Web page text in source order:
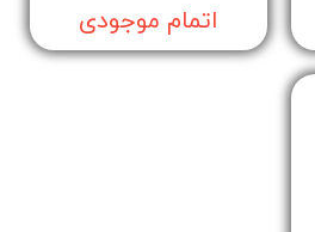
اتمام موجودی